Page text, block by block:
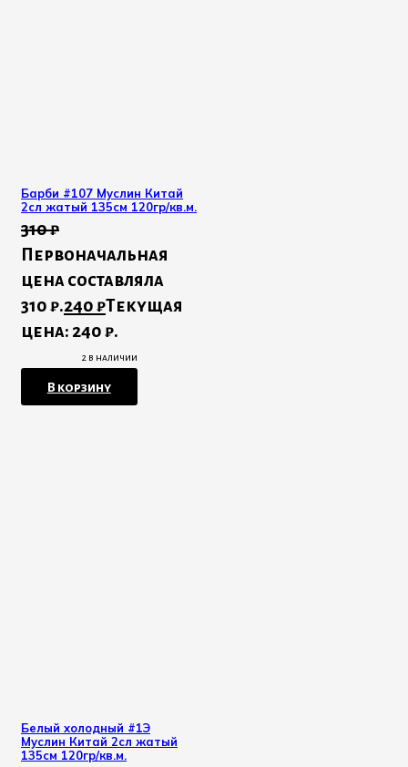
Барби #107 Муслин Китай
2сл жатый 135см 120гр/кв.м.
310₽
Первоначальная
цена составляла
310 ₽.240₽Текущая
цена: 240 ₽.
2 в наличии
В корзину
Белый холодный #1Э
Муслин Китай 2сл жатый
135см 120гр/кв.м.